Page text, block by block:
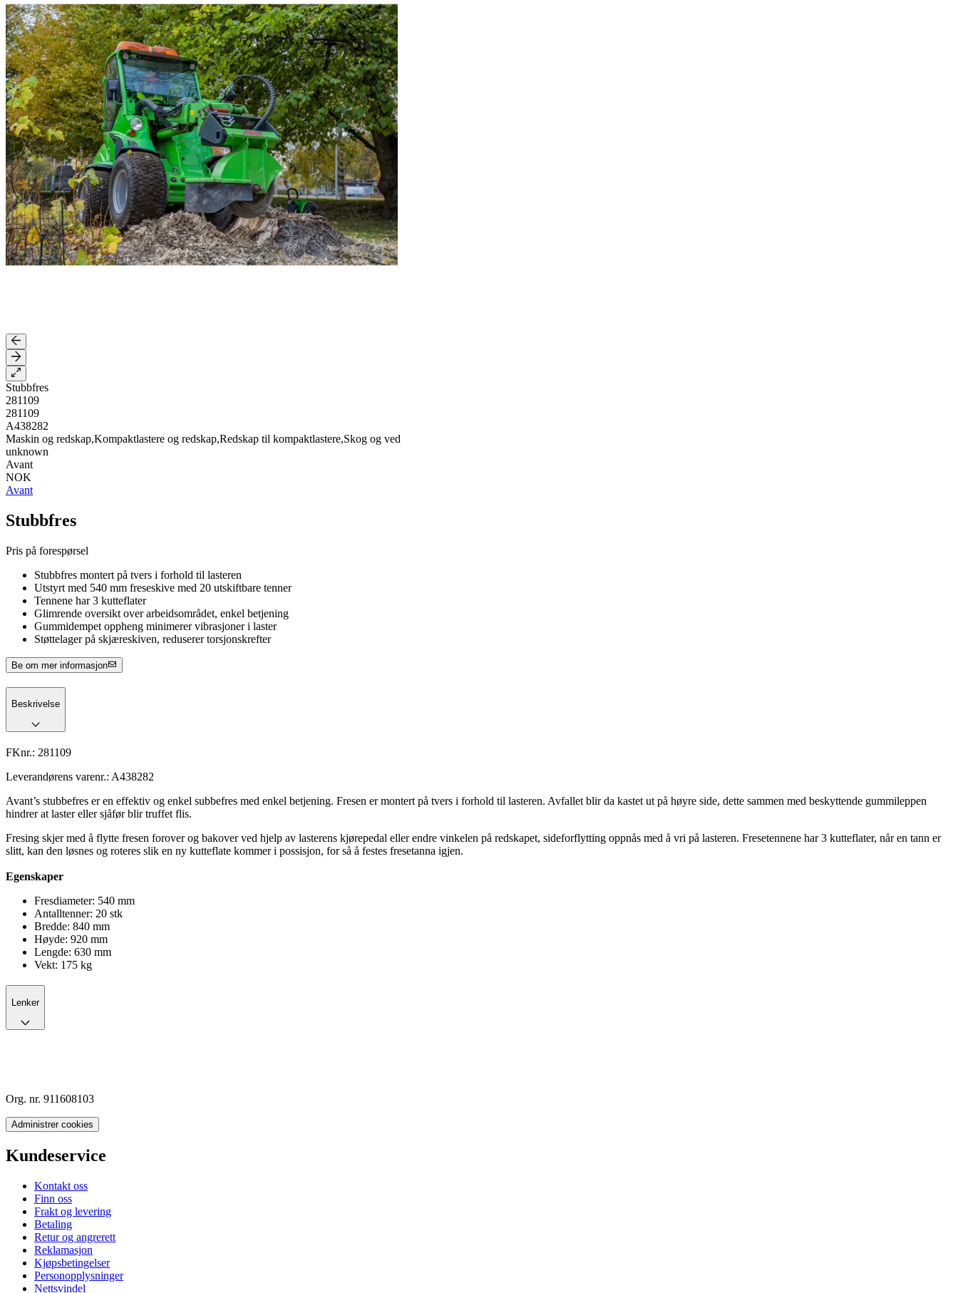
Stubbfres
281109
281109
A438282
Maskin og redskap,Kompaktlastere og redskap,Redskap til kompaktlastere,Skog og ved
unknown
Avant
NOK
Avant
Stubbfres
Pris på forespørsel
Stubbfres montert på tvers i forhold til lasteren
Utstyrt med 540 mm freseskive med 20 utskiftbare tenner
Tennene har 3 kutteflater
Glimrende oversikt over arbeidsområdet, enkel betjening
Gummidempet oppheng minimerer vibrasjoner i laster
Støttelager på skjæreskiven, reduserer torsjonskrefter
Be om mer informasjon
Beskrivelse
FKnr.: 281109
Leverandørens varenr.: A438282
Avant’s stubbefres er en effektiv og enkel subbefres med enkel betjening. Fresen er montert på tvers i forhold til lasteren. Avfallet blir da kastet ut på høyre side, dette sammen med beskyttende gummileppen
hindrer at laster eller sjåfør blir truffet flis.
Fresing skjer med å flytte fresen forover og bakover ved hjelp av lasterens kjørepedal eller endre vinkelen på redskapet, sideforflytting oppnås med å vri på lasteren. Fresetennene har 3 kutteflater, når en tann er
slitt, kan den løsnes og roteres slik en ny kutteflate kommer i possisjon, for så å festes fresetanna igjen.
Egenskaper
Fresdiameter: 540 mm
Antalltenner: 20 stk
Bredde: 840 mm
Høyde: 920 mm
Lengde: 630 mm
Vekt: 175 kg
Lenker
Org. nr. 911608103
Administrer cookies
Kundeservice
Kontakt oss
Finn oss
Frakt og levering
Betaling
Retur og angrerett
Reklamasjon
Kjøpsbetingelser
Personopplysninger
Nettsvindel